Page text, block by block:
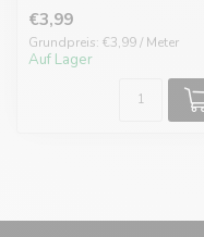
€3,99
Grundpreis: €3,99 / Meter
Auf Lager